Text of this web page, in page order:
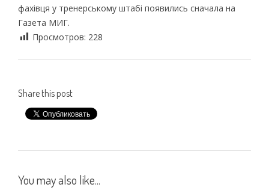
фахівця у тренерському штабі появились сначала на
Газета МИГ.
Просмотров: 228
Share this post
You may also like...